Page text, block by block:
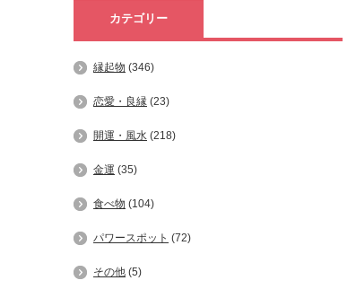
カテゴリー
縁起物 (346)
恋愛・良縁 (23)
開運・風水 (218)
金運 (35)
食べ物 (104)
パワースポット (72)
その他 (5)